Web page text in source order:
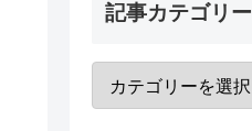
記事カテゴリー